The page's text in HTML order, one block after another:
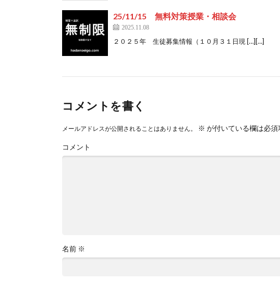
25/11/15 無料対策授業・相談会
2025.11.08
２０２５年 生徒募集情報（１０月３１日現 […][…]
コメントを書く
メールアドレスが公開されることはありません。 ※ が付いている欄は必須
コメント
名前 ※